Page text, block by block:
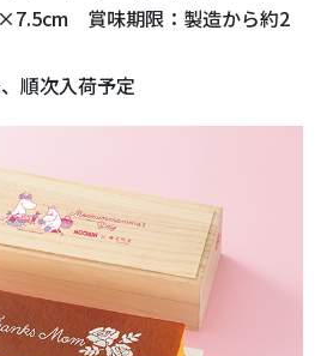
cm 賞味期限：製造から約2
順次入荷予定